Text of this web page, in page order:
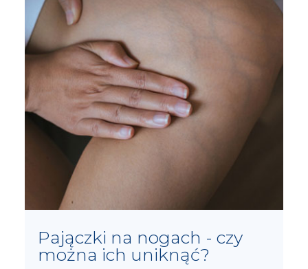
Pajączki na nogach - czy
można ich uniknąć?